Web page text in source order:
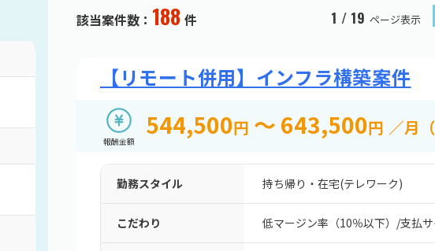
該当案件数： 188 件 1 / 19 ページ表示
【リモート併用】インフラ構築案件
報酬金額
544,500円 ～ 643,500円 ／月
勤務スタイル 持ち帰り・在宅(テレワーク)
こだわり 低マージン率（10％以下） /支払